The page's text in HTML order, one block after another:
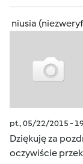
niusia
pt., 05/22/2015 -
Dziękuję za
oczywiście